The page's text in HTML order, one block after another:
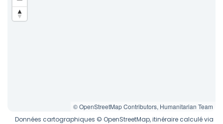
© OpenStreetMap Contributors, Humanitarian Team
Données cartographiques © OpenStreetMap, itinéraire calculé via